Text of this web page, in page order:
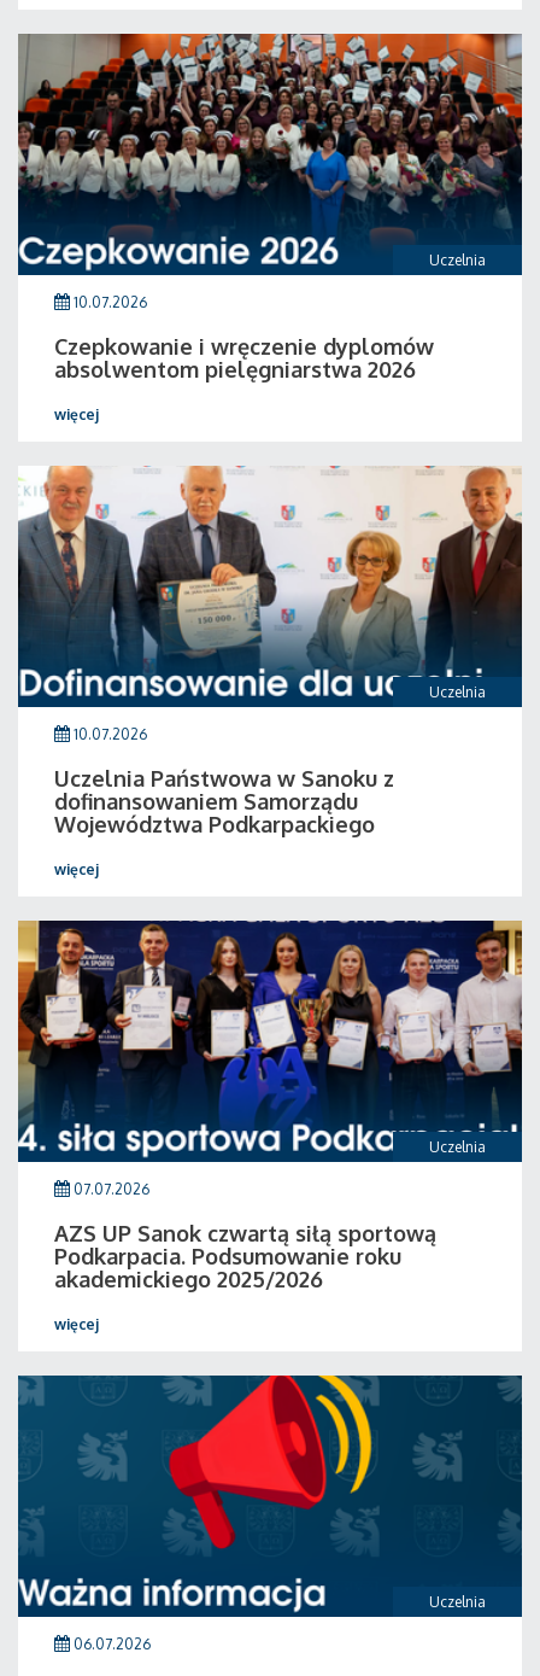
Uczelnia
10.07.2026
Czepkowanie i wręczenie dyplomów
absolwentom pielęgniarstwa 2026
więcej
Uczelnia
10.07.2026
Uczelnia Państwowa w Sanoku z
dofinansowaniem Samorządu
Województwa Podkarpackiego
więcej
Uczelnia
07.07.2026
AZS UP Sanok czwartą siłą sportową
Podkarpacia. Podsumowanie roku
akademickiego 2025/2026
więcej
Uczelnia
06.07.2026